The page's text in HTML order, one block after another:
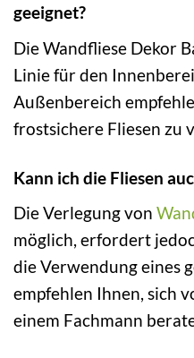
geeignet?
Die Wandfliese Dekor
Linie für den
Außenbereich
frostsichere Fliesen zu
Kann ich die Fliesen
Die Verlegung von
möglich, erfordert
die Verwendung eines
empfehlen Ihnen, sich
einem Fachmann